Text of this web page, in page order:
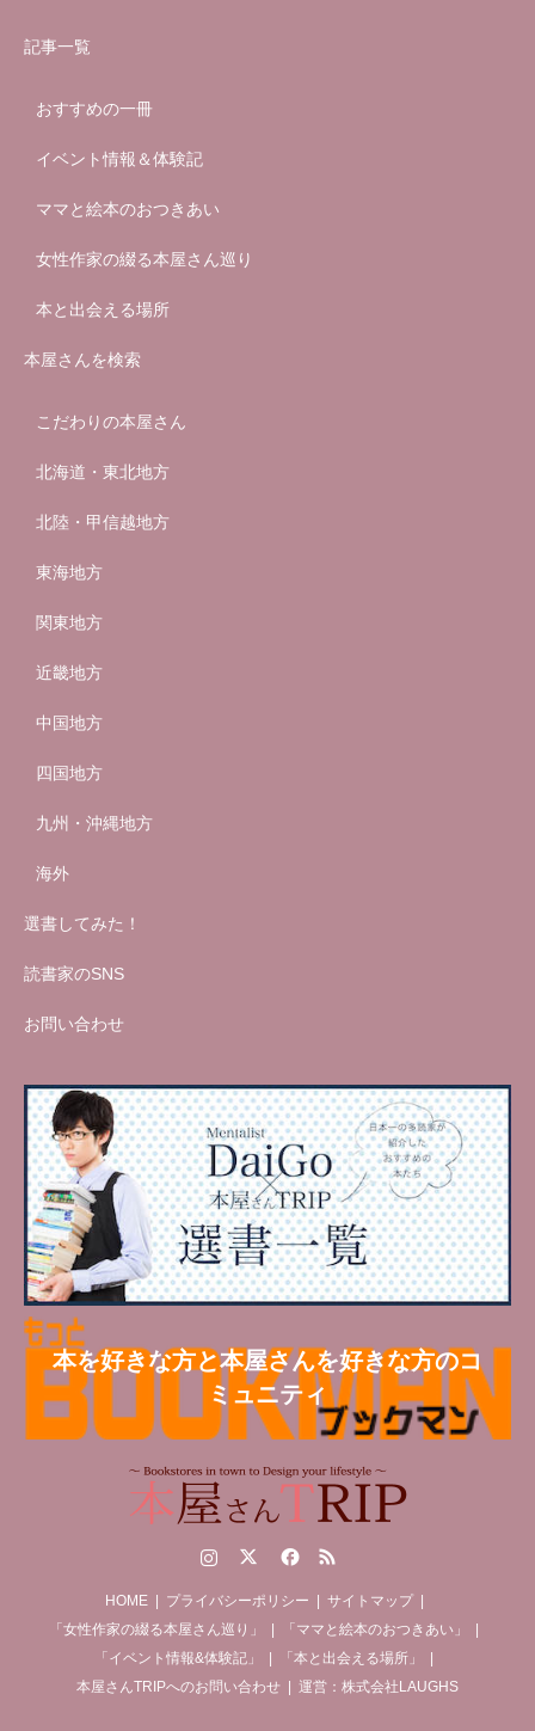
記事一覧
おすすめの一冊
イベント情報＆体験記
ママと絵本のおつきあい
女性作家の綴る本屋さん巡り
本と出会える場所
本屋さんを検索
こだわりの本屋さん
北海道・東北地方
北陸・甲信越地方
東海地方
関東地方
近畿地方
中国地方
四国地方
九州・沖縄地方
海外
選書してみた！
読書家のSNS
お問い合わせ
本を好きな方と本屋さんを好きな方のコ
ミュニティ
RSS
HOME プライバシーポリシー
サイトマップ
「女性作家の綴る本屋さん巡り」
「ママと絵本のおつきあい」
「イベント情報&体験記」
「本と出会える場所」
本屋さんTRIPへのお問い合わせ
運営：株式会社LAUGHS